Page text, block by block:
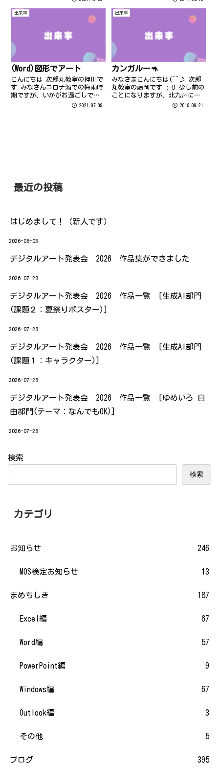
ストに行ってまいりました とて
も幻想的な空間が広がっていた
出来事
(Word)図形でアート
こんにちは 次郎丸教室の押川で
す みなさんコロナ渦での梅雨時
期ですが、いかがお過ごしでし
ょうか 7月に教室内で開催され
2021.07.09
出来事
カンガルー🦘
みなさまこんにちは(^^♪ 次郎
丸教室の藤岡です :-D 少し前の
ことになりますが、北九州にあ
る「ひびき動物ワールド」に行
2019.09.21
最近の投稿
はじめまして！（新人です）
2026-08-03
デジタルアート発表会 2026 作品集ができました
2026-07-28
デジタルアート発表会 2026 作品一覧 [生成AI部門
(課題２：夏祭りポスター)]
2026-07-28
デジタルアート発表会 2026 作品一覧 [生成AI部門
(課題１：キャラクター)]
2026-07-28
デジタルアート発表会 2026 作品一覧 [ゆめいろ 自
由部門(テーマ：なんでもOK)]
2026-07-28
検索
検索
カテゴリ
お知らせ 246
MOS検定お知らせ 13
まめちしき 187
Excel編 67
Word編 57
PowerPoint編 9
Windows編 67
Outlook編 3
その他 5
ブログ 395